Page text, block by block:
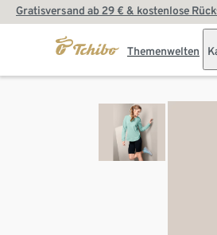
Gratisversand ab 29 € & kostenlose
Themenwelten